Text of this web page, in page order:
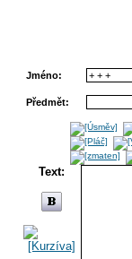
Jméno:
Předmět:
Text: